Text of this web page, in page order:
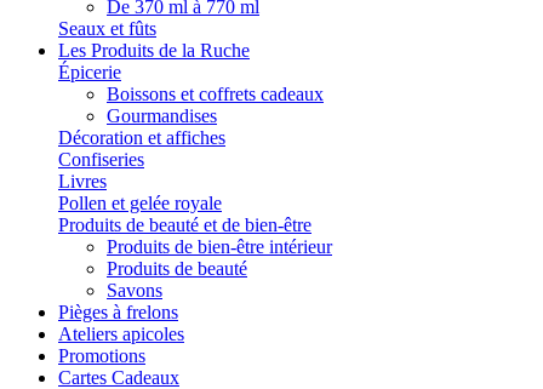
De 370 ml à 770 ml
Seaux et fûts
Les Produits de la Ruche
Épicerie
Boissons et coffrets cadeaux
Gourmandises
Décoration et affiches
Confiseries
Livres
Pollen et gelée royale
Produits de beauté et de bien-être
Produits de bien-être intérieur
Produits de beauté
Savons
Pièges à frelons
Ateliers apicoles
Promotions
Cartes Cadeaux